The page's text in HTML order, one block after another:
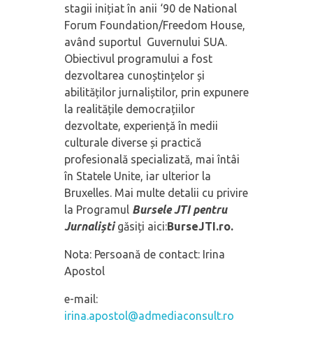
stagii inițiat în anii ‘90 de National
Forum Foundation/Freedom House,
având suportul Guvernului SUA.
Obiectivul programului a fost
dezvoltarea cunoștințelor și
abilităților jurnaliștilor, prin expunere
la realitățile democrațiilor
dezvoltate, experiență în medii
culturale diverse și practică
profesională specializată, mai întâi
în Statele Unite, iar ulterior la
Bruxelles. Mai multe detalii cu privire
la Programul Bursele JTI pentru
Jurnaliștigăsiți aici:BurseJTI.ro.
Nota: Persoană de contact: Irina
Apostol
e-mail:
irina.apostol@admediaconsult.ro